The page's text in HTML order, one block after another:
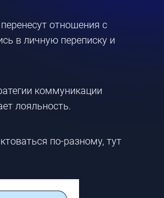
отношения с
в личную переписку и
коммуникации
лояльность.
по-разному, тут